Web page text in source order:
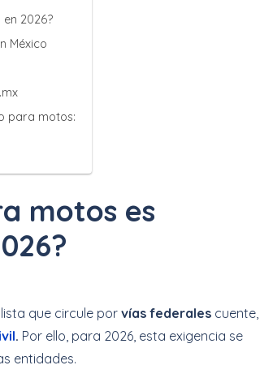
2026?
México
para motos:
motos es
que circule por vías federales cuente,
. Por ello, para 2026, esta exigencia se
entidades.